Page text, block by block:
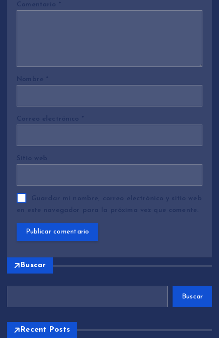
Comentario *
Nombre *
Correo electrónico *
Sitio web
Guardar mi nombre, correo electrónico y sitio web
en este navegador para la próxima vez que comente.
Buscar
Buscar
Recent Posts